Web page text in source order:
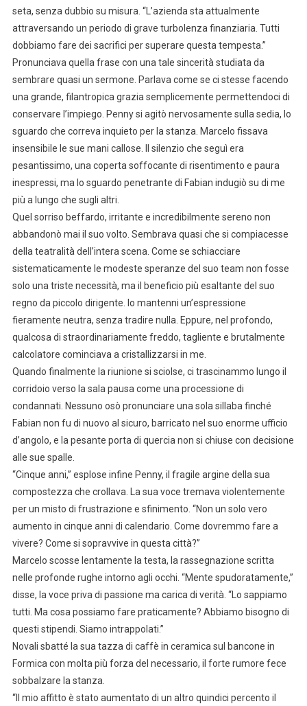
seta, senza dubbio su misura. “L’azienda sta attualmente
attraversando un periodo di grave turbolenza finanziaria. Tutti
dobbiamo fare dei sacrifici per superare questa tempesta.”
Pronunciava quella frase con una tale sincerità studiata da
sembrare quasi un sermone. Parlava come se ci stesse facendo
una grande, filantropica grazia semplicemente permettendoci di
conservare l’impiego. Penny si agitò nervosamente sulla sedia, lo
sguardo che correva inquieto per la stanza. Marcelo fissava
insensibile le sue mani callose. Il silenzio che seguì era
pesantissimo, una coperta soffocante di risentimento e paura
inespressi, ma lo sguardo penetrante di Fabian indugiò su di me
più a lungo che sugli altri.
Quel sorriso beffardo, irritante e incredibilmente sereno non
abbandonò mai il suo volto. Sembrava quasi che si compiacesse
della teatralità dell’intera scena. Come se schiacciare
sistematicamente le modeste speranze del suo team non fosse
solo una triste necessità, ma il beneficio più esaltante del suo
regno da piccolo dirigente. Io mantenni un’espressione
fieramente neutra, senza tradire nulla. Eppure, nel profondo,
qualcosa di straordinariamente freddo, tagliente e brutalmente
calcolatore cominciava a cristallizzarsi in me.
Quando finalmente la riunione si sciolse, ci trascinammo lungo il
corridoio verso la sala pausa come una processione di
condannati. Nessuno osò pronunciare una sola sillaba finché
Fabian non fu di nuovo al sicuro, barricato nel suo enorme ufficio
d’angolo, e la pesante porta di quercia non si chiuse con decisione
alle sue spalle.
“Cinque anni,” esplose infine Penny, il fragile argine della sua
compostezza che crollava. La sua voce tremava violentemente
per un misto di frustrazione e sfinimento. “Non un solo vero
aumento in cinque anni di calendario. Come dovremmo fare a
vivere? Come si sopravvive in questa città?”
Marcelo scosse lentamente la testa, la rassegnazione scritta
nelle profonde rughe intorno agli occhi. “Mente spudoratamente,”
disse, la voce priva di passione ma carica di verità. “Lo sappiamo
tutti. Ma cosa possiamo fare praticamente? Abbiamo bisogno di
questi stipendi. Siamo intrappolati.”
Novali sbatté la sua tazza di caffè in ceramica sul bancone in
Formica con molta più forza del necessario, il forte rumore fece
sobbalzare la stanza.
“Il mio affitto è stato aumentato di un altro quindici percento il